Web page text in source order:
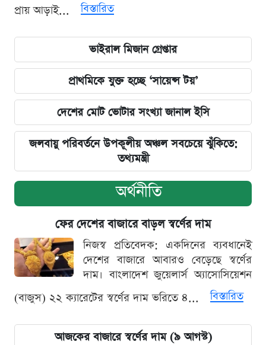
প্রায় আড়াই...
বিস্তারিত
ভাইরাল মিজান গ্রেপ্তার
প্রাথমিকে যুক্ত হচ্ছে ‘সায়েন্স টয়’
দেশের মোট ভোটার সংখ্যা জানাল ইসি
জলবায়ু পরিবর্তনে উপকূলীয় অঞ্চল সবচেয়ে ঝুঁকিতে:
তথ্যমন্ত্রী
অর্থনীতি
ফের দেশের বাজারে বাড়ল স্বর্ণের দাম
নিজস্ব প্রতিবেদক: একদিনের ব্যবধানেই
দেশের বাজারে আবারও বেড়েছে স্বর্ণের
দাম। বাংলাদেশ জুয়েলার্স অ্যাসোসিয়েশন
(বাজুস) ২২ ক্যারেটের স্বর্ণের দাম ভরিতে ৪...
বিস্তারিত
আজকের বাজারে স্বর্ণের দাম (৯ আগস্ট)